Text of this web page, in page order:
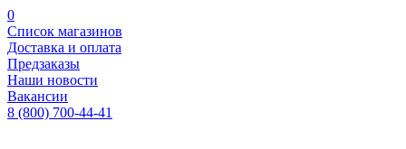
0
Список магазинов
Доставка и оплата
Предзаказы
Наши новости
Вакансии
8 (800) 700-44-41